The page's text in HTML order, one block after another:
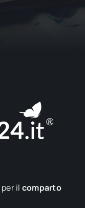
per il comparto